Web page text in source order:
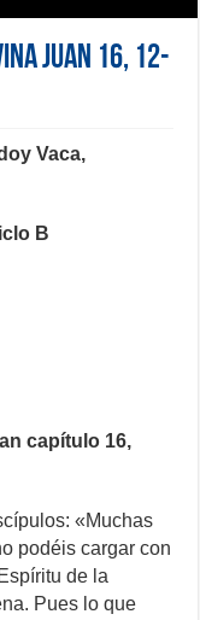
Juan 16, 12-
Vaca,
B
capítulo 16,
«Muchas
podéis cargar con
de la
Pues lo que